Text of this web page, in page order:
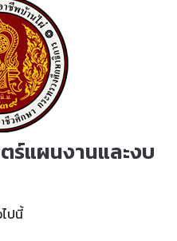
แผนงานและงบ
ปนี้